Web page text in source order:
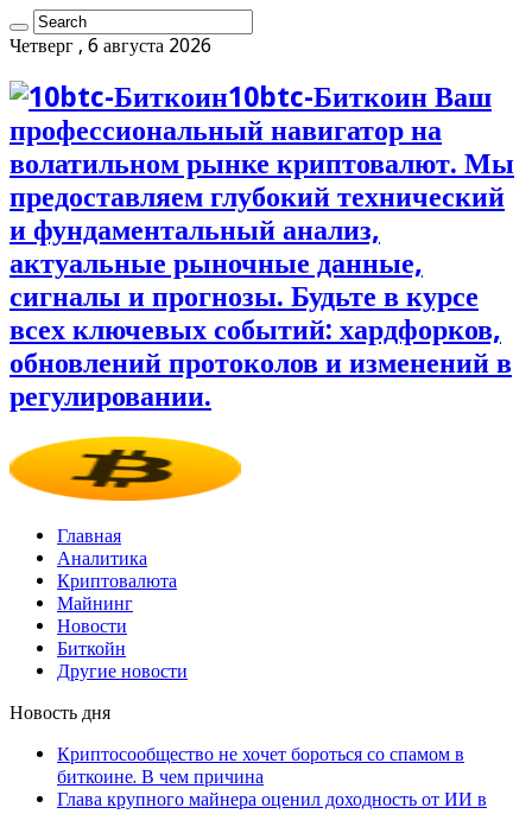
Четверг , 6 августа 2026
10btc-Биткоин Ваш
профессиональный навигатор на
волатильном рынке криптовалют. Мы
предоставляем глубокий технический
и фундаментальный анализ,
актуальные рыночные данные,
сигналы и прогнозы. Будьте в курсе
всех ключевых событий: хардфорков,
обновлений протоколов и изменений в
регулировании.
Главная
Аналитика
Криптовалюта
Майнинг
Новости
Биткойн
Другие новости
Новость дня
Криптосообщество не хочет бороться со спамом в
биткоине. В чем причина
Глава крупного майнера оценил доходность от ИИ в